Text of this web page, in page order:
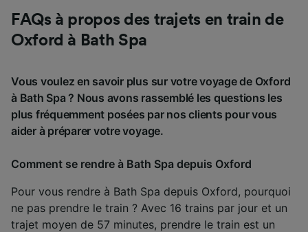
FAQs à propos des trajets en train de
Oxford à Bath Spa
Vous voulez en savoir plus sur votre voyage de Oxford
à Bath Spa ? Nous avons rassemblé les questions les
plus fréquemment posées par nos clients pour vous
aider à préparer votre voyage.
Comment se rendre à Bath Spa depuis Oxford
Pour vous rendre à Bath Spa depuis Oxford, pourquoi
ne pas prendre le train ? Avec 16 trains par jour et un
trajet moyen de 57 minutes, prendre le train est un